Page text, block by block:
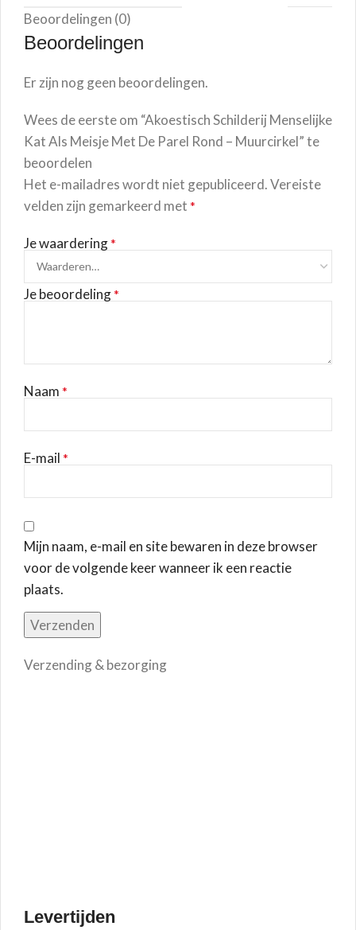
Beoordelingen (0)
Beoordelingen
Er zijn nog geen beoordelingen.
Wees de eerste om “Akoestisch Schilderij Menselijke
Kat Als Meisje Met De Parel Rond – Muurcirkel” te
beoordelen
Het e-mailadres wordt niet gepubliceerd.Vereiste
velden zijn gemarkeerd met *
Je waardering*
Je beoordeling*
Naam *
E-mail *
Mijn naam, e-mail en site bewaren in deze browser
voor de volgende keer wanneer ik een reactie
plaats.
Verzending & bezorging
Levertijden